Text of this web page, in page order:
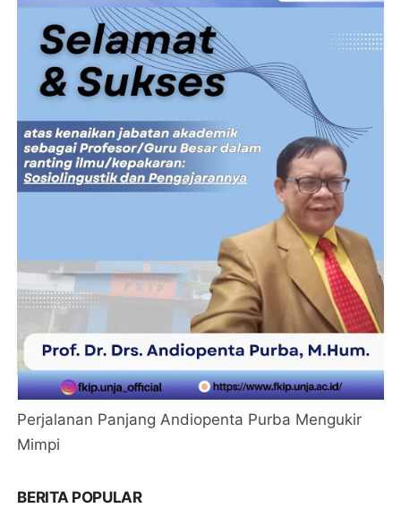
Perjalanan Panjang Andiopenta Purba Mengukir
Mimpi
BERITA POPULAR